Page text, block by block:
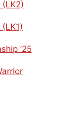
’25